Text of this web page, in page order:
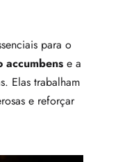
para o
accumbens e a
Elas trabalham
e reforçar